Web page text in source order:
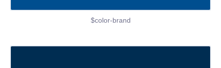
$color-brand